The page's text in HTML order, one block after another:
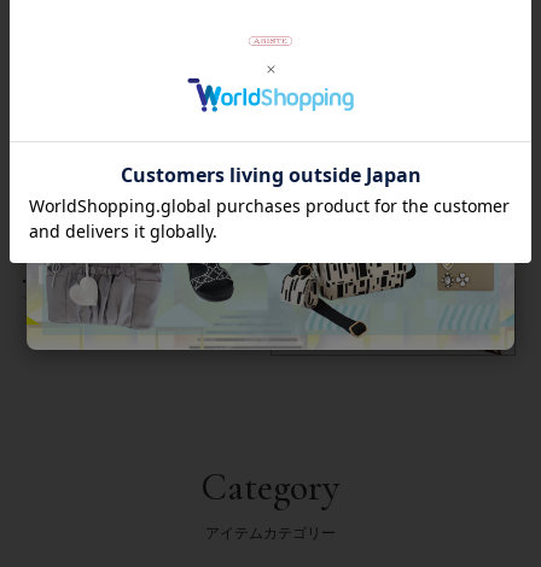
うな質感を再現しつつも、軽くてつけやすいことで人気を博し
返品について
Category
アイテムカテゴリー